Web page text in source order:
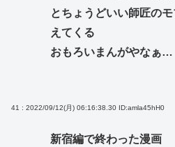
とちょうどいい師匠の
えてくる
おもろいまんがやなぁ…
41 : 2022/09/12(月) 06:16:38.30 ID:amla45hH0
新宿編で終わった漫画